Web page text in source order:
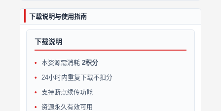
下载说明与使用指南
下载说明
本资源需消耗 2积分
24小时内重复下载不扣分
支持断点续传功能
资源永久有效可用